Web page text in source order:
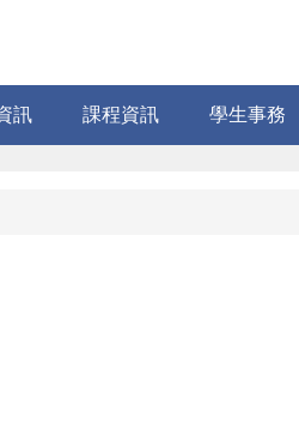
訊 課程資訊 學生事務